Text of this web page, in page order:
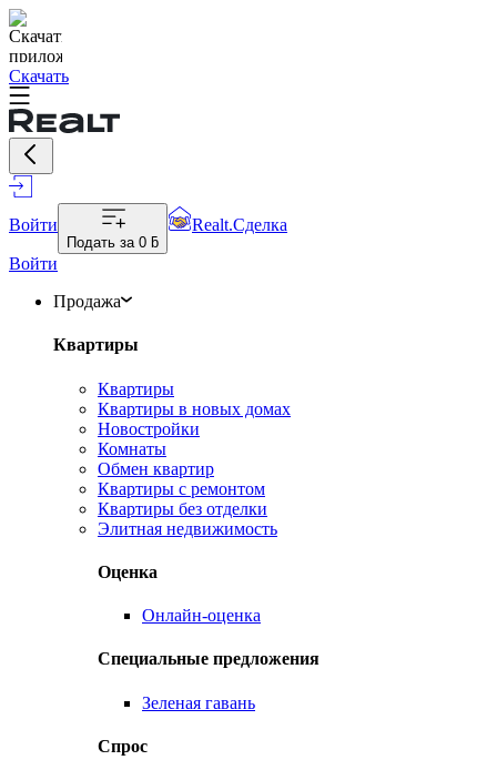
Скачать
Войти
Подать за 0 ƃ
Realt.Сделка
Войти
Продажа
Квартиры
Квартиры
Квартиры в новых домах
Новостройки
Комнаты
Обмен квартир
Квартиры с ремонтом
Квартиры без отделки
Элитная недвижимость
Оценка
Онлайн-оценка
Специальные предложения
Зеленая гавань
Спрос